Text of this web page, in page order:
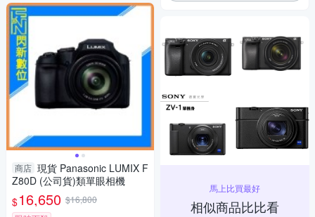
商店 現貨 Panasonic LUMIX F
Z80D (公司貨)類單眼相機
$16,650 $16,800
馬上比買最好
相似商品比比看